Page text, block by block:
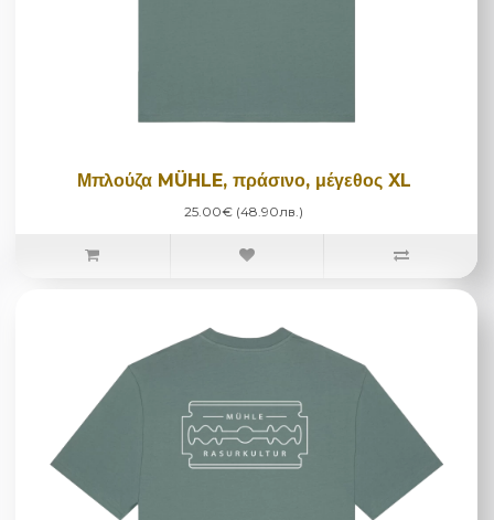
Μπλούζα MÜHLE, πράσινο, μέγεθος XL
25.00€ (48.90лв.)